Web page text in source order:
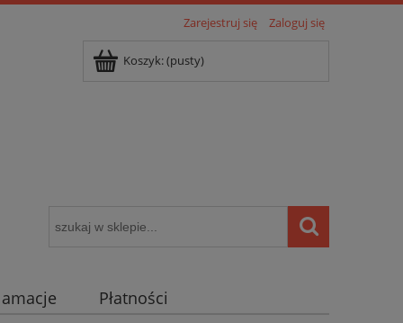
Zarejestruj się Zaloguj się
Koszyk:(pusty)
Płatności